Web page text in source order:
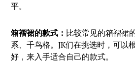
平。
箱褶裙的款式： 比较常见的箱褶裙
系、千鸟格。JK们在挑选时，可以
好，来入手适合自己的款式。